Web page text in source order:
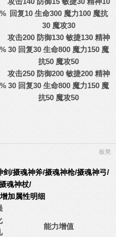
回复10 生命300 魔力100 魔抗
30 魔攻30
攻击200 防御130 敏捷130 精神
30 回复30 生命800 魔力150 魔
抗50 魔攻50
攻击250 防御200 敏捷200 精神
30 回复30 生命800 魔力150 魔
抗50 魔攻50
板凳
剑/摄魂神斧/摄魂神枪/摄魂神弓/
魂神杖/
加属性明细
能力增值